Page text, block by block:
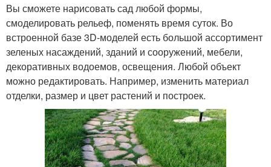
Вы сможете нарисовать сад любой формы,
смоделировать рельеф, поменять время суток. Во
встроенной базе 3D-моделей есть большой ассортимент
зеленых насаждений, зданий и сооружений, мебели,
декоративных водоемов, освещения. Любой объект
можно редактировать. Например, изменить материал
отделки, размер и цвет растений и построек.